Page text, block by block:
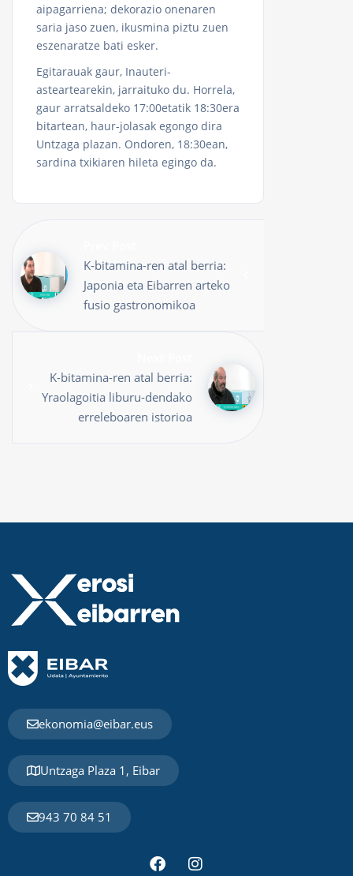
aipagarriena; dekorazio onenaren
saria jaso zuen, ikusmina piztu zuen
eszenaratze bati esker.
Egitarauak gaur, Inauteri-
asteartearekin, jarraituko du. Horrela,
gaur arratsaldeko 17:00etatik 18:30era
bitartean, haur-jolasak egongo dira
Untzaga plazan. Ondoren, 18:30ean,
sardina txikiaren hileta egingo da.
K-bitamina-ren atal berria:
Japonia eta Eibarren arteko
fusio gastronomikoa
K-bitamina-ren atal berria:
Yraolagoitia liburu-dendako
erreleboaren istorioa
ekonomia@eibar.eus
Untzaga Plaza 1, Eibar
943 70 84 51